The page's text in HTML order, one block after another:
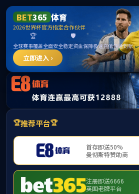
中国·必威(bw·西汉姆联)
website
提示：访问地址无效，9e/7d/
目！
首页